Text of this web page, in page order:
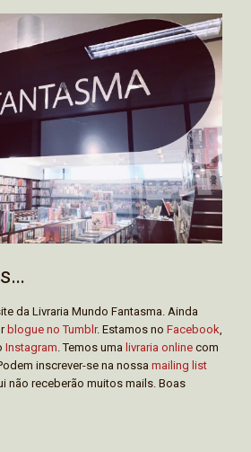
da Livraria Mundo Fantasma. Ainda
blogue no Tumblr. Estamos no Facebook,
Instagram. Temos uma livraria online com
inscrever-se na nossa mailing list
não receberão muitos mails. Boas